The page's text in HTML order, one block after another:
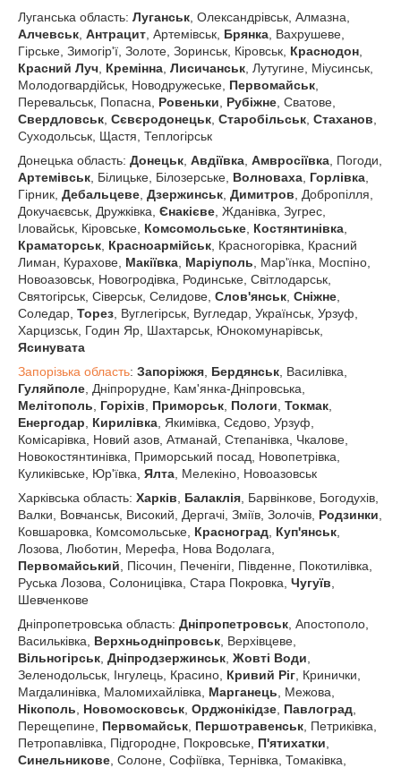
Луганська область: Луганськ , Олександрівськ, Алмазна,
Алчевськ Антрацит , Артемівськ, Брянка , Вахрушеве,
Гірське, Зимогір'ї, Золоте, Зоринськ, Кіровськ, Краснодон
Красний Луч Кремінна Лисичанськ , Лутугине, Міусинськ,
Молодогвардійськ, Новодружеське, Первомайськ
Перевальськ, Попасна, Ровеньки Рубіжне , Сватове,
Свердловськ Сєвєродонецьк Старобільськ Стаханов
Суходольськ, Щастя, Теплогірськ
Донецька область: Донецьк Авдіївка Амвросіївка , Погоди,
Артемівськ , Білицьке, Білозерське, Волноваха Горлівка
Гірник, Дебальцеве Дзержинськ Димитров , Добропілля,
Докучаєвськ, Дружківка, Єнакієве , Жданівка, Зугрес,
Іловайськ, Кіровське, Комсомольське Костянтинівка
Краматорськ Красноармійськ , Красногорівка, Красний
Лиман, Курахове, Макіївка Маріуполь , Мар'їнка, Моспіно,
Новоазовськ, Новогродівка, Родинське, Світлодарськ,
Святогірськ, Сіверськ, Селидове, Слов'янськ Сніжне
Соледар, Торез , Вуглегірськ, Вугледар, Українськ, Урзуф,
Харцизськ, Годин Яр, Шахтарськ, Юнокомунарівськ,
Ясинувата
Запорізька область: Запоріжжя Бердянськ , Василівка,
Гуляйполе , Дніпрорудне, Кам'янка-Дніпровська,
Мелітополь
Горіхів Приморськ Пологи Токмак
Енергодар
Кирилівка , Якимівка, Сєдово, Урзуф,
Комісарівка, Новий азов, Атманай, Степанівка, Чкалове,
Новокостянтинівка, Приморський посад, Новопетрівка,
Куликівське, Юр'ївка, Ялта , Мелекіно, Новоазовськ
Харківська область: Харків Балаклія , Барвінкове, Богодухів,
Валки, Вовчанськ, Високий, Дергачі, Зміїв, Золочів, Родзинки
Ковшаровка, Комсомольське, Красноград Куп'янськ
Лозова, Люботин, Мерефа, Нова Водолага,
Первомайський , Пісочин, Печеніги, Південне, Покотилівка,
Руська Лозова, Солоницівка, Стара Покровка, Чугуїв
Шевченкове
Дніпропетровська область: Дніпропетровськ , Апостополо,
Васильківка, Верхньодніпровськ , Верхівцеве,
Вільногірськ Дніпродзержинськ Жовті Води
Зеленодольськ, Інгулець, Красино, Кривий Ріг , Кринички,
Магдалинівка, Маломихайлівка, Марганець , Межова,
Нікополь
Новомосковськ Орджонікідзе Павлоград
Перещепине, Первомайськ Першотравенськ , Петриківка,
Петропавлівка, Підгородне, Покровське, П'ятихатки
Синельникове , Солоне, Софіївка, Тернівка, Томаківка,